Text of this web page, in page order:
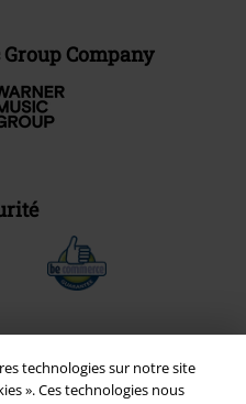
technologies sur notre site
». Ces technologies nous
Company